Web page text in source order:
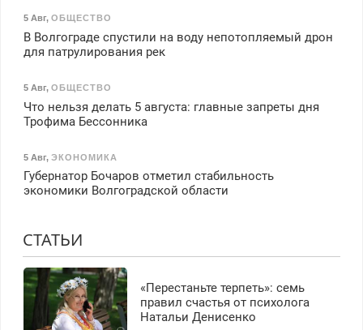
5 Авг, ОБЩЕСТВО
В Волгограде спустили на воду непотопляемый дрон
для патрулирования рек
5 Авг, ОБЩЕСТВО
Что нельзя делать 5 августа: главные запреты дня
Трофима Бессонника
5 Авг, ЭКОНОМИКА
Губернатор Бочаров отметил стабильность
экономики Волгоградской области
СТАТЬИ
«Перестаньте терпеть»: семь
правил счастья от психолога
Натальи Денисенко